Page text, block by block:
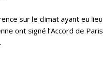
sur le climat ayant eu
ont signé l’Accord de